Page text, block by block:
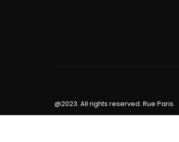
@2023. All rights reserved. Rue Paris.